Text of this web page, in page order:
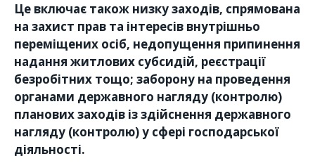
Це включає також низку заходів, спрямована
на захист прав та інтересів внутрішньо
переміщених осіб, недопущення припинення
надання житлових субсидій, реєстрації
безробітних тощо; заборону на проведення
органами державного нагляду (контролю)
планових заходів із здійснення державного
нагляду (контролю) у сфері господарської
діяльності.